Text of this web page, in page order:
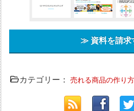
≫ 資料を請求
カテゴリー：売れる商品の作り方